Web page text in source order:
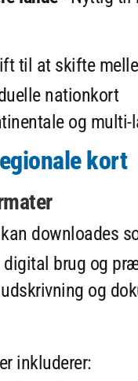
til at skifte
nationkort
og
kort
downloades
brug og
og
inkluderer: